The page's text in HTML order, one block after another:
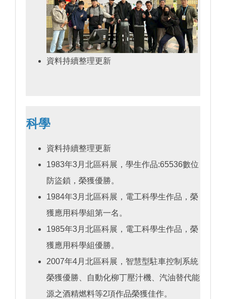
資料持續整理更新
科學
資料持續整理更新
1983年3月北區科展，學生作品:65536數位
防盜鎖，榮獲優勝。
1984年3月北區科展，電工科學生作品，榮
獲應用科學組第一名。
1985年3月北區科展，電工科學生作品，榮
獲應用科學組優勝。
2007年4月北區科展，智慧型駐車控制系統
榮獲優勝、自動化柳丁壓汁機、汽油替代能
源之酒精燃料等2項作品榮獲佳作。